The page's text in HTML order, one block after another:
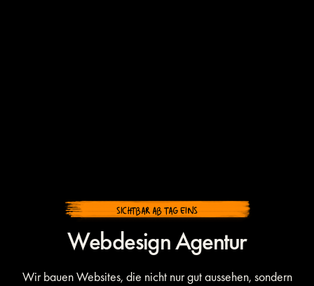
SICHTBAR AB TAG EINS
Webdesign Agentur
Wir bauen Websites, die nicht nur gut aussehen, sondern